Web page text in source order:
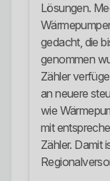
Lösungen.
gedacht, die
genommen
Zähler
an neuere
wie
mit
Zähler. Damit